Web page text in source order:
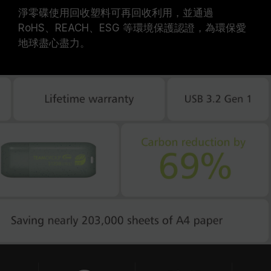
淨零碟使用回收塑料可再回收利用，並通過
RoHS、REACH、ESG 等環境保護認證，為環保愛
地球盡心盡力。